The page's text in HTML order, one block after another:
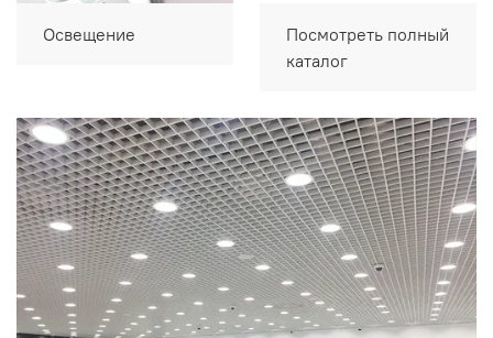
Освещение
Посмотреть полный
каталог